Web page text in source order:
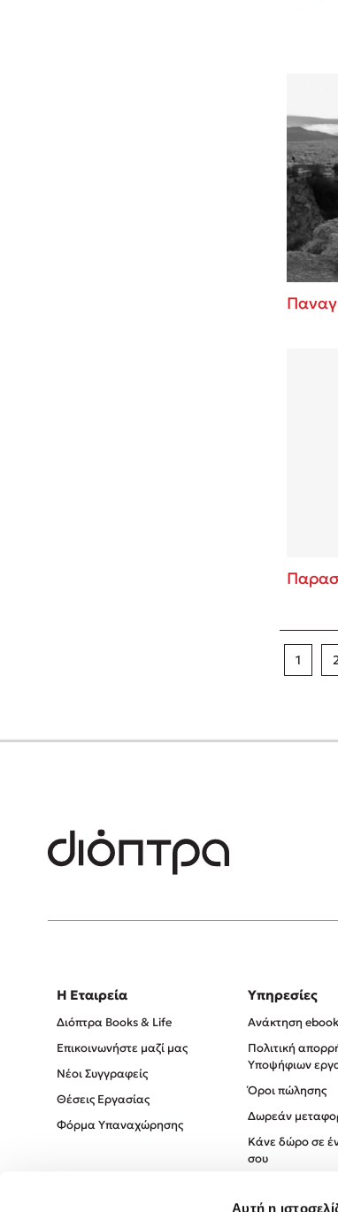
Αυτή η
1
Η Εταιρεία
Διόπτρα Books & Life
Επικοινωνήστε μαζί μας
Νέοι Συγγραφείς
Θέσεις Εργασίας
Φόρμα Υπαναχώρησης
Υπηρεσίες
Ανάκτηση
Πολιτική
Υποψήφιων
Όροι πώλησης
Δωρεάν
Κάνε δώρο σε
σου